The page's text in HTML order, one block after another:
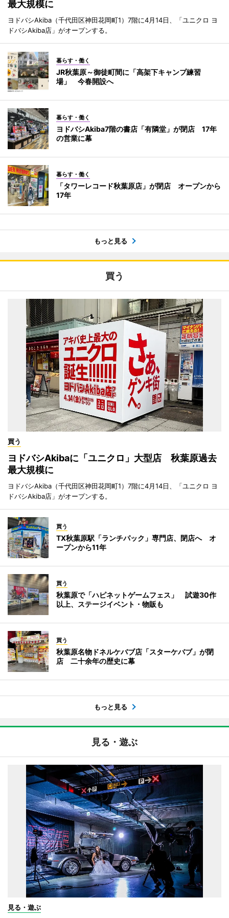
最大規模に
ヨドバシAkiba（千代田区神田花岡町1）7階に4月14日、「ユニクロ ヨ
ドバシAkiba店」がオープンする。
暮らす・働く
JR秋葉原～御徒町間に「高架下キャンプ練習
場」 今春開設へ
暮らす・働く
ヨドバシAkiba7階の書店「有隣堂」が閉店 17年
の営業に幕
暮らす・働く
「タワーレコード秋葉原店」が閉店 オープンから
17年
もっと見る
買う
買う
ヨドバシAkibaに「ユニクロ」大型店 秋葉原過去
最大規模に
ヨドバシAkiba（千代田区神田花岡町1）7階に4月14日、「ユニクロ ヨ
ドバシAkiba店」がオープンする。
買う
TX秋葉原駅「ランチパック」専門店、閉店へ オ
ープンから11年
買う
秋葉原で「ハピネットゲームフェス」 試遊30作
以上、ステージイベント・物販も
買う
秋葉原名物ドネルケバブ店「スターケバブ」が閉
店 二十余年の歴史に幕
もっと見る
見る・遊ぶ
見る・遊ぶ